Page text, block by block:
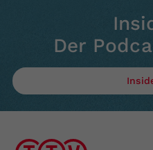
Der